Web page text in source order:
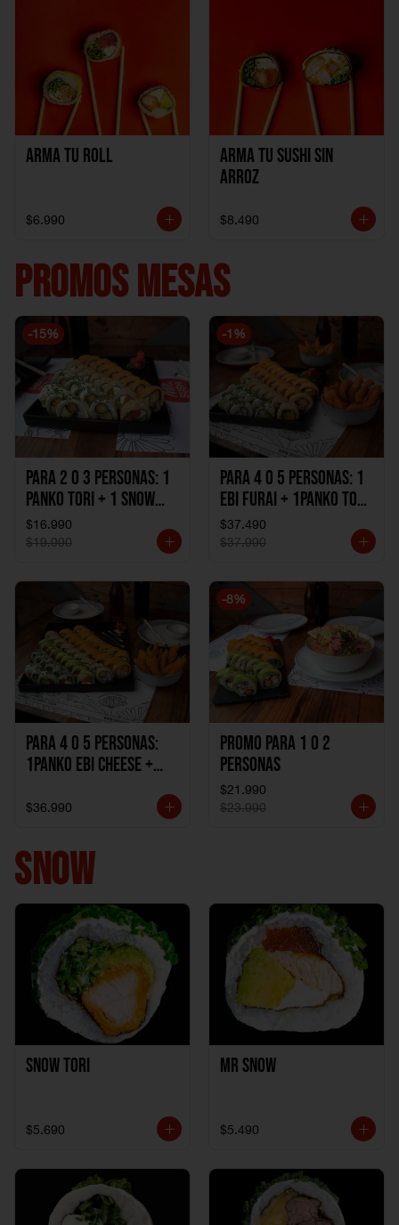
Arma Tu Roll
$6.990
Arma tu Sushi sin
Arroz
$8.490
PROMOS MESAS
-15%
Para 2 o 3 personas: 1
Panko Tori + 1 Snow
Ebi Cheese + 1
California Sake Cheese
$16.990
$19.990
-1 %
Para 4 o 5 personas: 1
Ebi Furai + 1Panko Tori
+ 1Snow Kani +
1California Sake +
1Katzu de Camaron
$37.490
$37.990
Para 4 o 5 personas:
1Panko Ebi Cheese +
Sake + 1Avocado Beto
1Katzu de Pollo
$36.990
-8%
Promo Para 1 o 2
personas
$21.990
$23.990
SNOW
Snow Tori
$5.690
Mr Snow
$5.490